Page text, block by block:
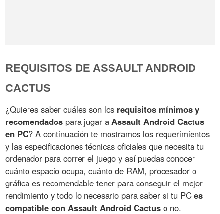
REQUISITOS DE ASSAULT ANDROID
CACTUS
¿Quieres saber cuáles son los requisitos mínimos y
recomendados para jugar aAssault Android Cactus
en PC? A continuación te mostramos los requerimientos
y las especificaciones técnicas oficiales que necesita tu
ordenador para correr el juego y así puedas conocer
cuánto espacio ocupa, cuánto de RAM, procesador o
gráfica es recomendable tener para conseguir el mejor
rendimiento y todo lo necesario para saber si tu PCes
compatible con Assault Android Cactus o no.